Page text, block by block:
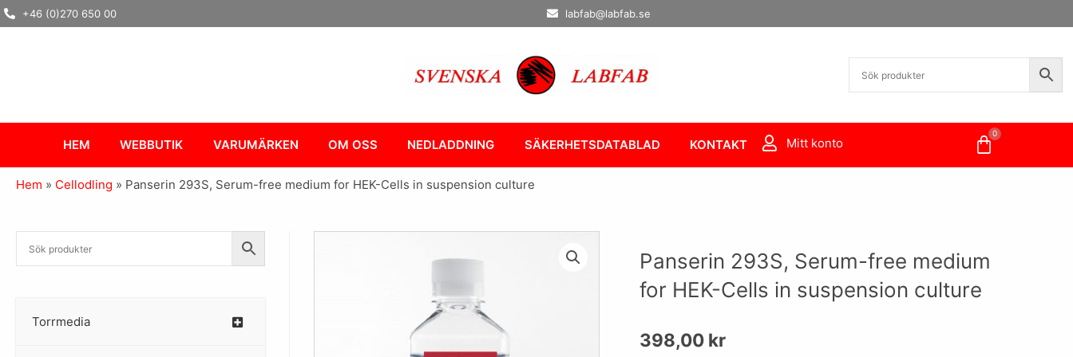
Hoppa
till
+46 (0)270 650 00 labfab@labfab.se
HEM WEBBUTIK VARUMÄRKEN OM OSS NEDLADDNING SÄKERHETSDATABLAD KONTAKT Mitt konto
0
Varukorg
Hem » Cellodling » Panserin 293S, Serum-free medium for HEK-Cells in suspension culture
Torrmedia
–
Panserin 293S, Serum-free medium
for HEK-Cells in suspension culture
398,00 kr